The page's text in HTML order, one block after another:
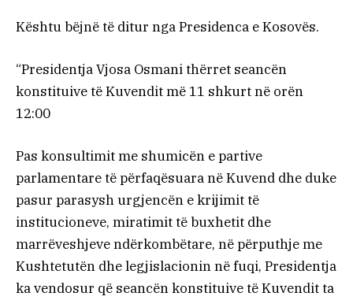
Kështu bëjnë të ditur nga Presidenca e Kosovës.
“Presidentja Vjosa Osmani thërret seancën
konstituive të Kuvendit më 11 shkurt në orën
12:00
Pas konsultimit me shumicën e partive
parlamentare të përfaqësuara në Kuvend dhe duke
pasur parasysh urgjencën e krijimit të
institucioneve, miratimit të buxhetit dhe
marrëveshjeve ndërkombëtare, në përputhje me
Kushtetutën dhe legjislacionin në fuqi, Presidentja
ka vendosur që seancën konstituive të Kuvendit ta